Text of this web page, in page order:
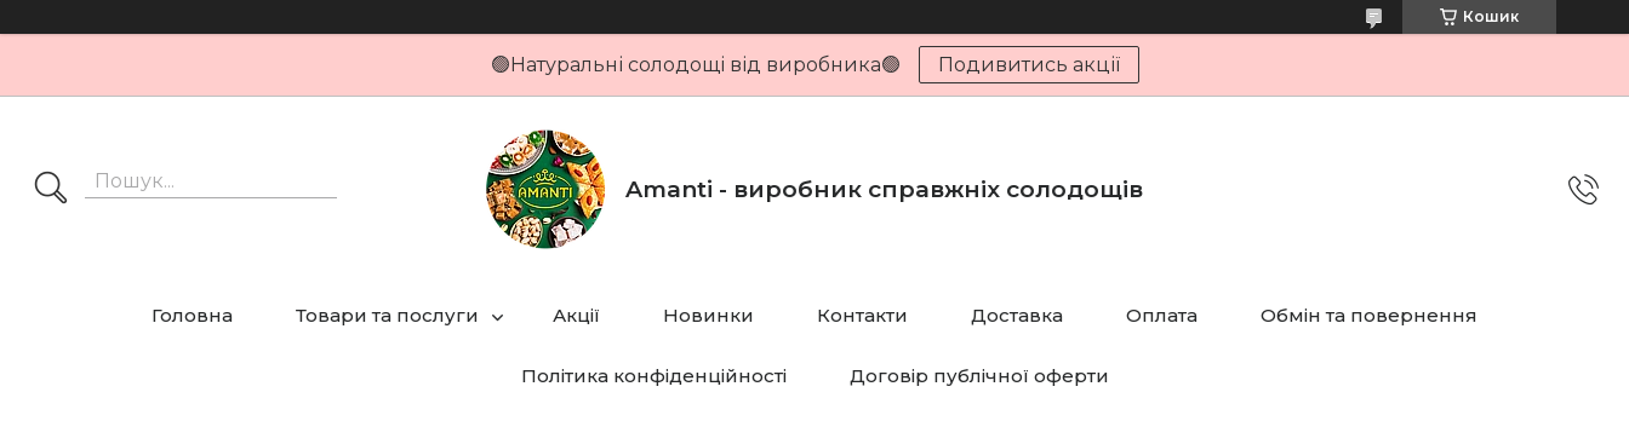
Кошик
🟢Натуральні солодощі від виробника🟢 Подивитись акції
Amanti - виробник справжніх солодощів
Головна Товари та послуги Акції Новинки Контакти Доставка Оплата Обмін та повернення
Політика конфіденційності Договір публічної оферти